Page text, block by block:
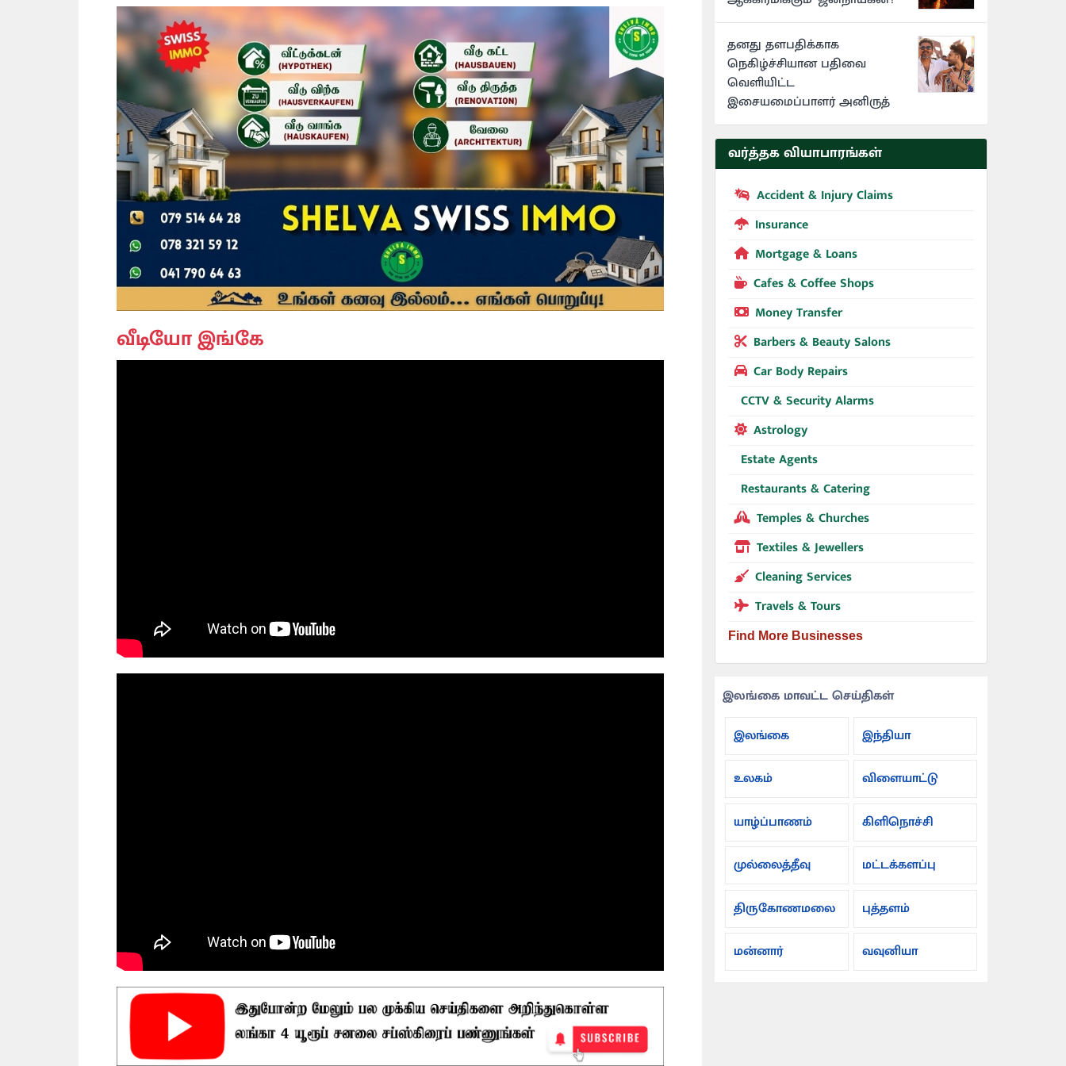
வீடியோ இங்கே
தனது தளபதிக்காக
நெகிழ்ச்சியான பதிவை
வெளியிட்ட
இசையமைப்பாளர் அனிருத்
வர்த்தக வியாபாரங்கள்
Accident & Injury Claims
Insurance
Mortgage & Loans
Cafes & Coffee Shops
Money Transfer
Barbers & Beauty Salons
Car Body Repairs
CCTV & Security Alarms
Astrology
Estate Agents
Restaurants & Catering
Temples & Churches
Textiles & Jewellers
Cleaning Services
Travels & Tours
Find More Businesses
இலங்கை மாவட்ட செய்திகள்
இலங்கை
இந்தியா
உலகம் விளையாட்டு
யாழ்ப்பாணம் கிளிநொச்சி
முல்லைத்தீவு மட்டக்களப்பு
திருகோணமலை புத்தளம்
மன்னார் வவுனியா